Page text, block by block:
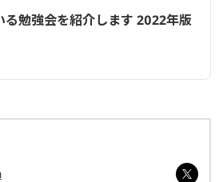
る勉強会を紹介します 2022年版